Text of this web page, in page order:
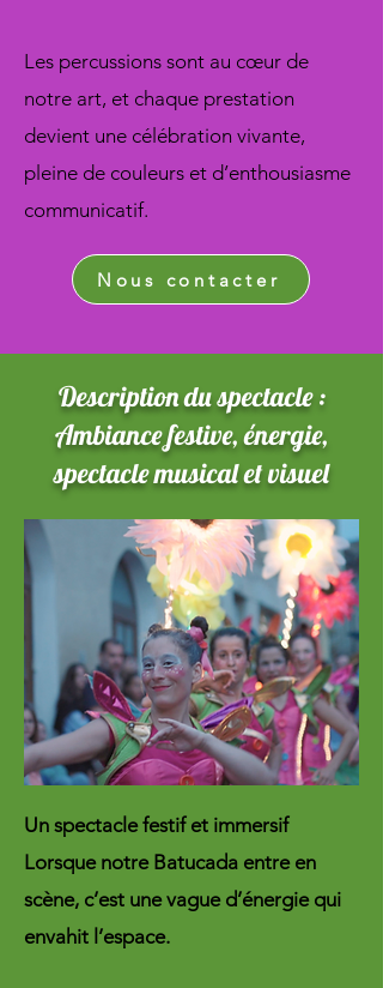
Les percussions sont au cœur de
notre art, et chaque prestation
devient une célébration vivante,
pleine de couleurs et d’enthousiasme
communicatif.
Nous contacter
Description du spectacle :
Ambiance festive, énergie,
spectacle musical et visuel
Un spectacle festif et immersif
Lorsque notre Batucada entre en
scène, c’est une vague d’énergie qui
envahit l’espace.